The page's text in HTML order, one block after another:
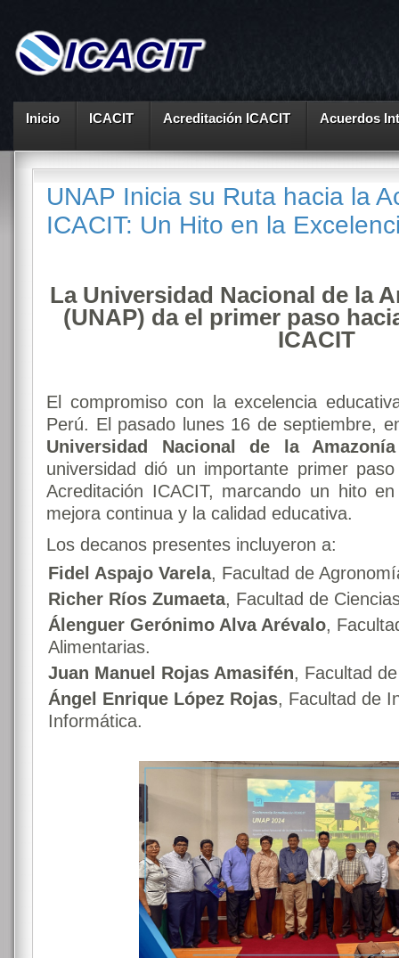
Inicio ICACIT Acreditación ICACIT Acuerdos
UNAP Inicia su Ruta hacia la
ICACIT: Un Hito en la
La Universidad Nacional de la
(UNAP) da el primer paso
ICACIT
El compromiso con la excelencia
Perú. El pasado lunes 16 de septiembre,
Universidad Nacional de la
universidad dió un importante primer
Acreditación ICACIT, marcando un hito
mejora continua y la calidad educativa.
Los decanos presentes incluyeron a:
Fidel Aspajo Varela, Facultad de
Richer Ríos Zumaeta, Facultad de
Álenguer Gerónimo Alva Arévalo,
Alimentarias.
Juan Manuel Rojas Amasifén, Facultad
Ángel Enrique López Rojas, Facultad de
Informática.